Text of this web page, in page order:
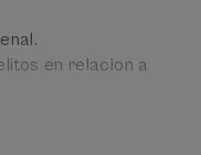
en relacion a